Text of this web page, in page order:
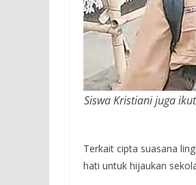
Siswa Kristiani juga
Terkait cipta suasana
hati untuk hijaukan